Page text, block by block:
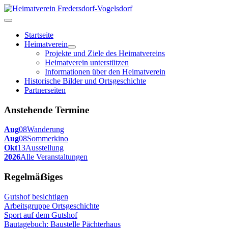
Startseite
Heimatverein
Projekte und Ziele des Heimatvereins
Heimatverein unterstützen
Informationen über den Heimatverein
Historische Bilder und Ortsgeschichte
Partnerseiten
Anstehende Termine
Aug08Wanderung
Aug08Sommerkino
Okt13Ausstellung
2026Alle Veranstaltungen
Regelmäẞiges
Gutshof besichtigen
Arbeitsgruppe Ortsgeschichte
Sport auf dem Gutshof
Bautagebuch: Baustelle Pächterhaus